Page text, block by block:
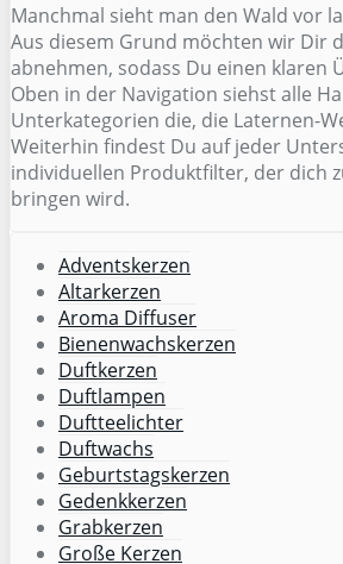
Manchmal sieht man den Wald vor
Aus diesem Grund möchten wir Dir
abnehmen, sodass Du einen klaren
Oben in der Navigation siehst alle
Unterkategorien die, die Laternen-
Weiterhin findest Du auf jeder
individuellen Produktfilter, der dich
bringen wird.
Adventskerzen
Altarkerzen
Aroma Diffuser
Bienenwachskerzen
Duftkerzen
Duftlampen
Duftteelichter
Duftwachs
Geburtstagskerzen
Gedenkkerzen
Grabkerzen
Große Kerzen